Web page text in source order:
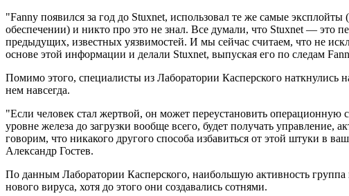
"Fanny появился за год до Stuxnet, использовал те же самые
обеспечении) и никто про это не знал. Все думали, что Stuxnet — это
предыдущих, известных уязвимостей. И мы сейчас считаем, что не
основе этой информации и делали Stuxnet, выпуская его по следам
Помимо этого, специалисты из Лаборатории Касперского
нем навсегда.
"Если человек стал жертвой, он может переустановить
уровне железа до загрузки вообще всего, будет получать
говорим, что никакого другого способа избавиться от этой штуки в
Александр Гостев.
По данным Лаборатории Касперского, наибольшую активность
нового вируса, хотя до этого они создавались сотнями.